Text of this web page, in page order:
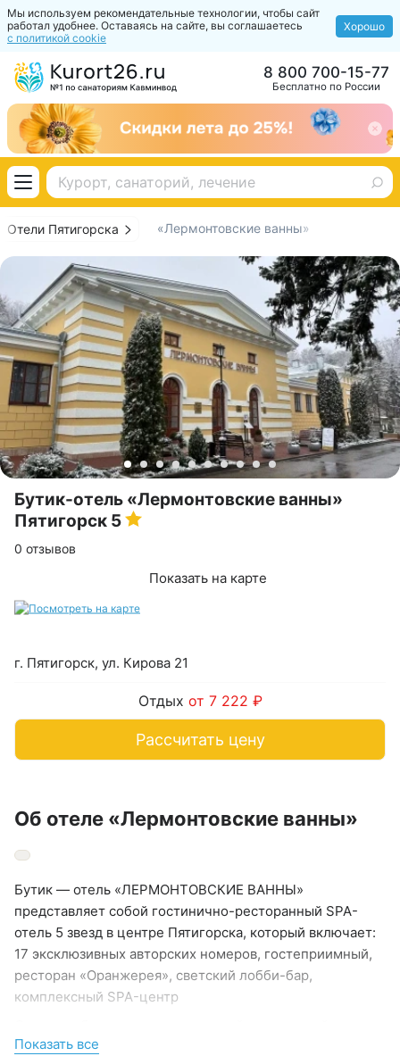
Мы используем рекомендательные технологии, чтобы сайт
работал удобнее. Оставаясь на сайте, вы соглашаетесь
с политикой cookie
Хорошо
Бесплатно по России
8 800 700-15-77
Отели Пятигорска «Лермонтовские ванны»
Бутик-отель «Лермонтовские ванны»
Пятигорск 5
Показать на карте
г. Пятигорск, ул. Кирова 21
0 отзывов
Отдых от 7 222 ₽
Рассчитать цену
Об отеле «Лермонтовские ванны»
Бутик — отель «ЛЕРМОНТОВСКИЕ ВАННЫ»
представляет собой гостинично-ресторанный SPA-
отель 5 звезд в центре Пятигорска, который включает:
17 эксклюзивных авторских номеров, гостеприимный,
ресторан «Оранжерея», светский лобби-бар,
комплексный SPA-центр
исторической части города Пятигорск, в самом центре
Показать все